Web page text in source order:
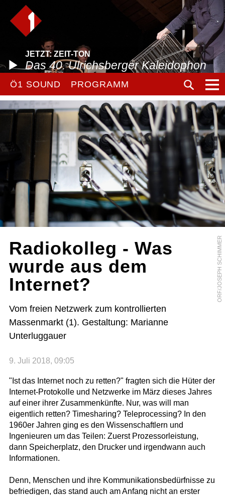
JETZT: ZEIT-TON
Das 40. Ulrichsberger Kaleidophon
Ö1 SOUND PROGRAMM
ORF/JOSEPH SCHIMMER
Radiokolleg - Was
wurde aus dem
Internet?
Vom freien Netzwerk zum kontrollierten
Massenmarkt (1). Gestaltung: Marianne
Unterluggauer
9. Juli 2018, 09:05
"Ist das Internet noch zu retten?" fragten sich die Hüter der
Internet-Protokolle und Netzwerke im März dieses Jahres
auf einer ihrer Zusammenkünfte. Nur, was will man
eigentlich retten? Timesharing? Teleprocessing? In den
1960er Jahren ging es den Wissenschaftlern und
Ingenieuren um das Teilen: Zuerst Prozessorleistung,
dann Speicherplatz, den Drucker und irgendwann auch
Informationen.
Denn, Menschen und ihre Kommunikationsbedürfnisse zu
befriedigen, das stand auch am Anfang nicht an erster